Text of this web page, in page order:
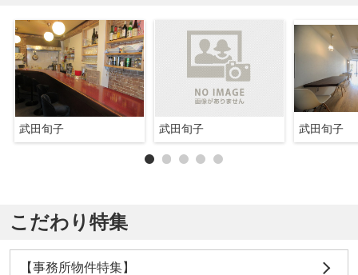
武田旬子 武田旬子 武田旬子
こだわり特集
【事務所物件特集】